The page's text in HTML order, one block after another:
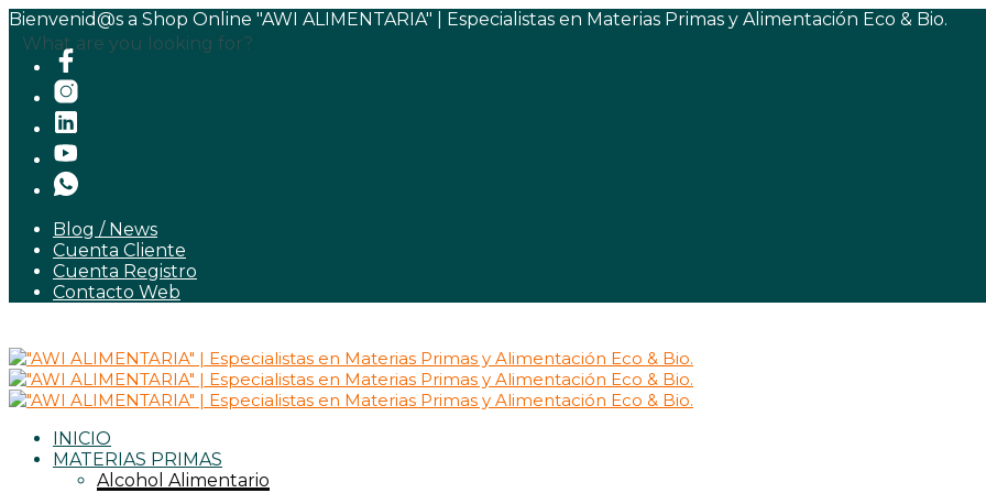
Bienvenid@s a Shop Online "AWI ALIMENTARIA" | Especialistas en Materias Primas y Alimentación Eco & Bio.
Blog / News
Cuenta Cliente
Cuenta Registro
Contacto Web
INICIO
MATERIAS PRIMAS
Alcohol Alimentario
What are you looking for?